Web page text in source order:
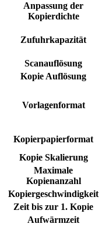
Anpassung der
Kopierdichte
Zufuhrkapazität
Scanauflösung
Kopie Auflösung
Vorlagenformat
Kopierpapierformat
Kopie Skalierung
Maximale
Kopienanzahl
Kopiergeschwindigkeit
Zeit bis zur 1. Kopie
Aufwärmzeit